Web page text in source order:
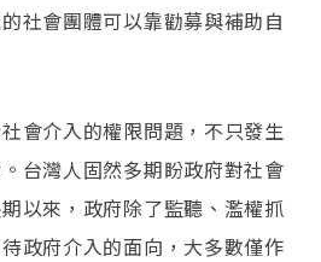
社會團體可以靠勸募與補助自
會介入的權限問題，不只發生
台灣人固然多期盼政府對社會
以來，政府除了監聽、濫權抓
政府介入的面向，大多數僅作